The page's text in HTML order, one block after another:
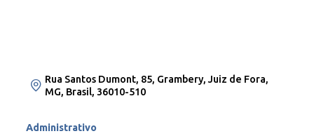
Rua Santos Dumont, 85, Grambery, Juiz de Fora,
MG, Brasil, 36010-510
Administrativo